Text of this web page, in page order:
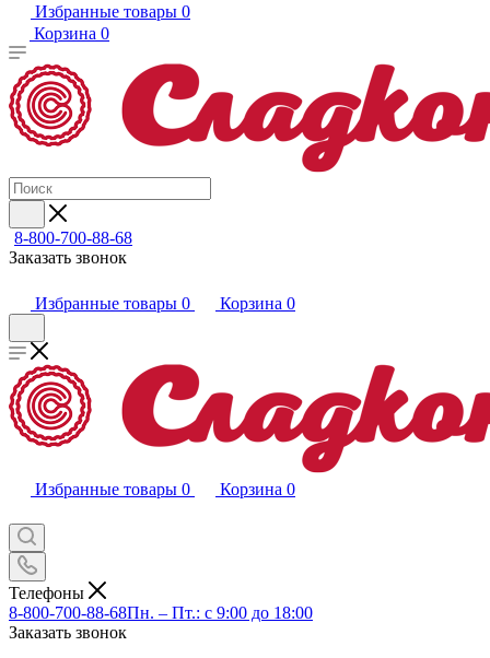
Избранные товары 0
Корзина 0
8-800-700-88-68
Заказать звонок
Избранные товары 0 Корзина 0
Избранные товары 0 Корзина 0
Телефоны
8-800-700-88-68Пн. – Пт.: с 9:00 до 18:00
Заказать звонок